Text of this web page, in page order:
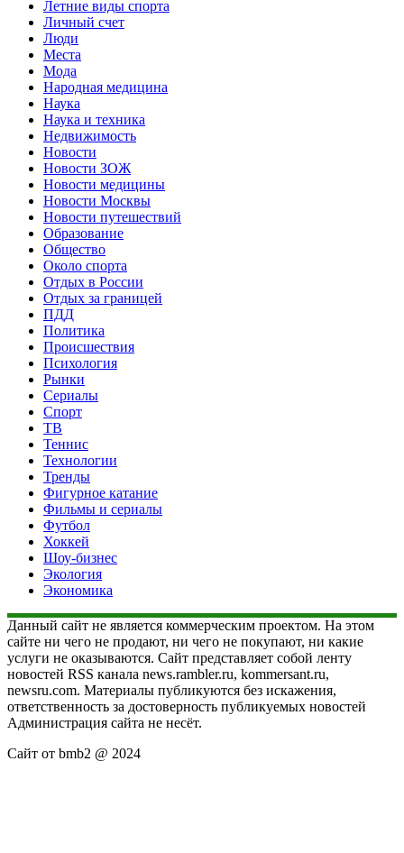
Летние виды спорта
Личный счет
Люди
Места
Мода
Народная медицина
Наука
Наука и техника
Недвижимость
Новости
Новости ЗОЖ
Новости медицины
Новости Москвы
Новости путешествий
Образование
Общество
Около спорта
Отдых в России
Отдых за границей
ПДД
Политика
Происшествия
Психология
Рынки
Сериалы
Спорт
ТВ
Теннис
Технологии
Тренды
Фигурное катание
Фильмы и сериалы
Футбол
Хоккей
Шоу-бизнес
Экология
Экономика
Данный сайт не является коммерческим проектом. На этом
сайте ни чего не продают, ни чего не покупают, ни какие
услуги не оказываются. Сайт представляет собой ленту
новостей RSS канала news.rambler.ru, kommersant.ru,
newsru.com. Материалы публикуются без искажения,
ответственность за достоверность публикуемых новостей
Администрация сайта не несёт.
Сайт от bmb2 @ 2024